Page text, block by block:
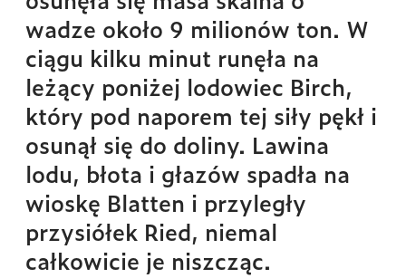
wadze około 9 milionów ton. W
ciągu kilku minut runęła na
leżący poniżej lodowiec Birch,
który pod naporem tej siły pękł i
osunął się do doliny. Lawina
lodu, błota i głazów spadła na
wioskę Blatten i przyległy
przysiółek Ried, niemal
całkowicie je niszcząc.